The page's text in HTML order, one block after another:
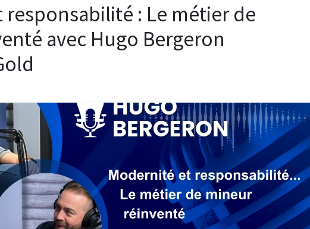
: Le métier de
avec Hugo Bergeron